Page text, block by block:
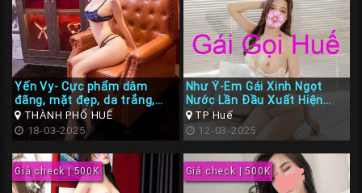
Huế
Yến Vy- Cực phẩm dâm
đãng, mặt đẹp, da trắng,
bím hồng cực khít
THÀNH PHỐ HUẾ
18-03-2025
Như Ý-Em Gái Xinh Ngọt
Nước Lần Đầu Xuất Hiện
Diễn Đàn Gái Gọi Huế
TP Huế
12-03-2025
Giá check | 500K Giá check | 500K